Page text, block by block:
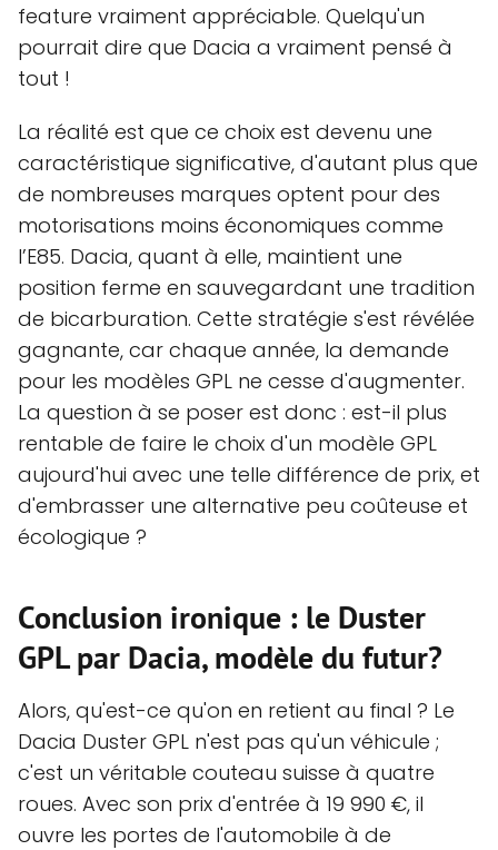
feature vraiment appréciable. Quelqu'un
pourrait dire que Dacia a vraiment pensé à
tout !
La réalité est que ce choix est devenu une
caractéristique significative, d'autant plus que
de nombreuses marques optent pour des
motorisations moins économiques comme
l’E85. Dacia, quant à elle, maintient une
position ferme en sauvegardant une tradition
de bicarburation. Cette stratégie s'est révélée
gagnante, car chaque année, la demande
pour les modèles GPL ne cesse d'augmenter.
La question à se poser est donc : est-il plus
rentable de faire le choix d'un modèle GPL
aujourd'hui avec une telle différence de prix, et
d'embrasser une alternative peu coûteuse et
écologique ?
Conclusion ironique : le Duster
GPL par Dacia, modèle du futur?
Alors, qu'est-ce qu'on en retient au final ? Le
Dacia Duster GPL n'est pas qu'un véhicule ;
c'est un véritable couteau suisse à quatre
roues. Avec son prix d'entrée à 19 990 €, il
ouvre les portes de l'automobile à de